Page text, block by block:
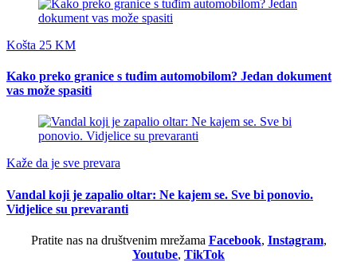
Košta 25 KM
Kako preko granice s tuđim automobilom? Jedan dokument
vas može spasiti
Kaže da je sve prevara
Vandal koji je zapalio oltar: Ne kajem se. Sve bi ponovio.
Vidjelice su prevaranti
Pratite nas na društvenim mrežama Facebook, Instagram,
Youtube, TikTok